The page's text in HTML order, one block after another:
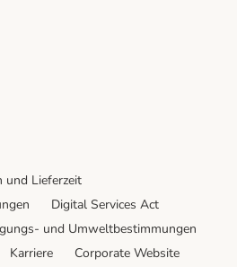
und Lieferzeit
Digital Services Act
und Umweltbestimmungen
Karriere
Corporate Website